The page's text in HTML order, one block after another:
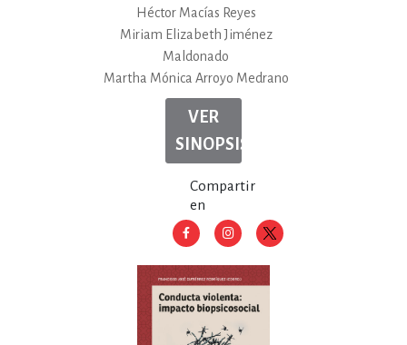
Héctor Macías Reyes
Miriam Elizabeth Jiménez
Maldonado
Martha Mónica Arroyo Medrano
VER
SINOPSIS
Compartir
en